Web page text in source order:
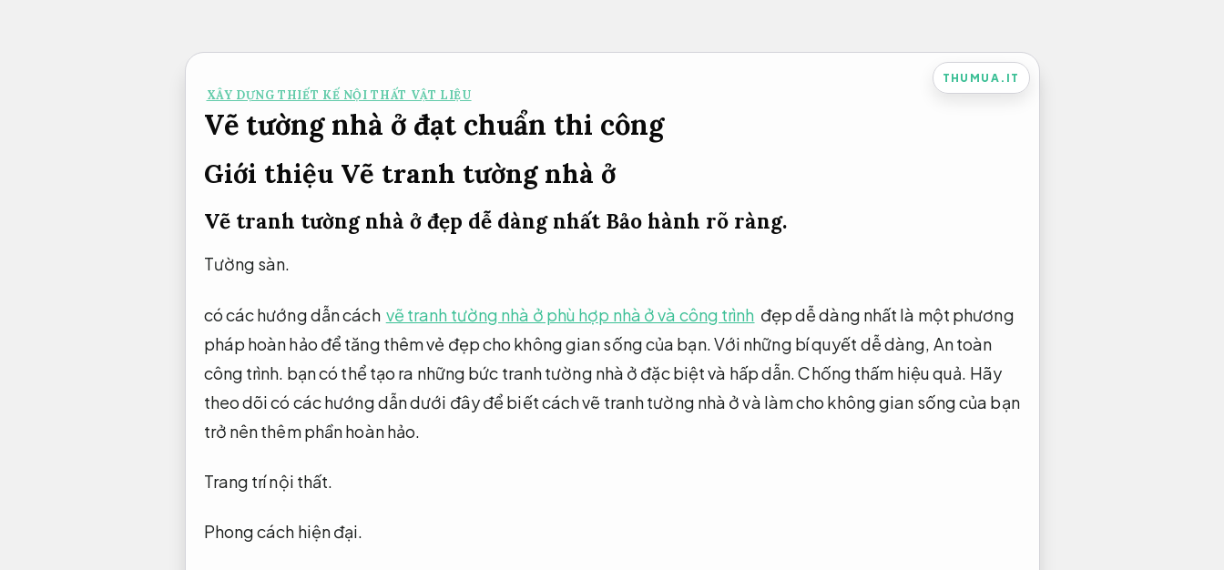
THUMUA.IT
XÂY DỰNG THIẾT KẾ NỘI THẤT VẬT LIỆU
Vẽ tường nhà ở đạt chuẩn thi công
Giới thiệu Vẽ tranh tường nhà ở
Vẽ tranh tường nhà ở đẹp dễ dàng nhất Bảo hành rõ ràng.
Tường sàn.
có các hướng dẫn cách vẽ tranh tường nhà ở phù hợp nhà ở và công trình đẹp dễ dàng nhất là một phương
pháp hoàn hảo để tăng thêm vẻ đẹp cho không gian sống của bạn. Với những bí quyết dễ dàng, An toàn
công trình. bạn có thể tạo ra những bức tranh tường nhà ở đặc biệt và hấp dẫn.Chống thấm hiệu quả. Hãy
theo dõi có các hướng dẫn dưới đây để biết cách vẽ tranh tường nhà ở và làm cho không gian sống của bạn
trở nên thêm phần hoàn hảo.
Trang trí nội thất.
Phong cách hiện đại.